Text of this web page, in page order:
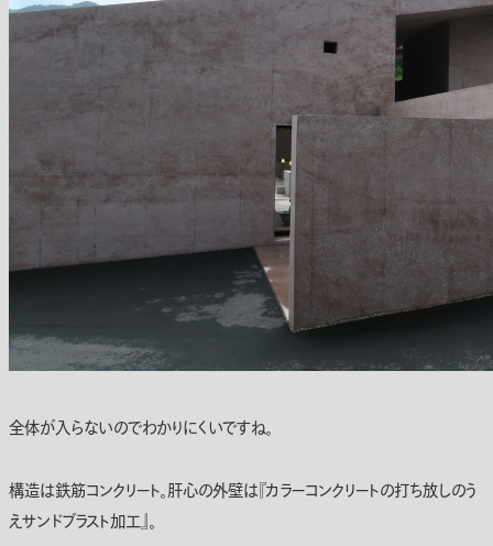
全体が入らないのでわかりにくいですね。
構造は鉄筋コンクリート。肝心の外壁は『カラーコンクリートの打ち放しのう
えサンドブラスト加工』。